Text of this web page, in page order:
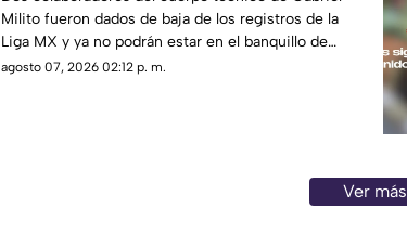
Milito fueron dados de baja de los registros de la
Liga MX y ya no podrán estar en el banquillo de
Chivas.
agosto 07, 2026 02:12 p. m.
Ver más